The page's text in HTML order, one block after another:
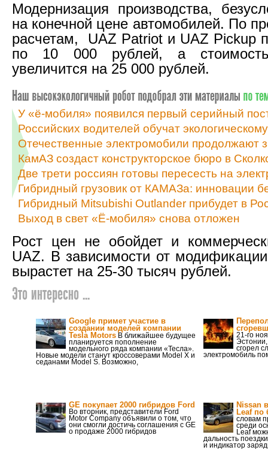
Модернизация производства,
на конечной цене автомобилей. По
расчетам, UAZ Patriot и UAZ Pickup
по 10 000 рублей, а
увеличится на 25 000 рублей.
У «ё-мобиля» появился первый серийный
Российских водителей обучат
Отечественные электромобили
КамАЗ создаст конструкторское бюро в
Две трети россиян готовы пересесть на
Гибридный грузовик от КАМАЗа: инновации
Гибридный Mitsubishi Outlander прибудет в
Выход в свет «Ё-мобиля» снова отложен
Рост цен не обойдет и
UAZ. В зависимости от
вырастет на 25-30 тысяч рублей.
Это интересно ...
Google примет участие в
создании моделей компании
Tesla Motors В ближайшее будущее
планируется пополнение
модельного ряда компании «Тесла».
Новые модели станут кроссоверами Model X и
седанами Model S. Возможно,
21-го
сгорел
электромобиль
GE покупает 2000 гибридов Ford
Во вторник, представители Ford
Motor Company объявили о том, что
они смогли достичь соглашения с GE
о продаже 2000 гибридов
Nissan
Leaf по
словам
среди
Leaf
дальность
и индикатор